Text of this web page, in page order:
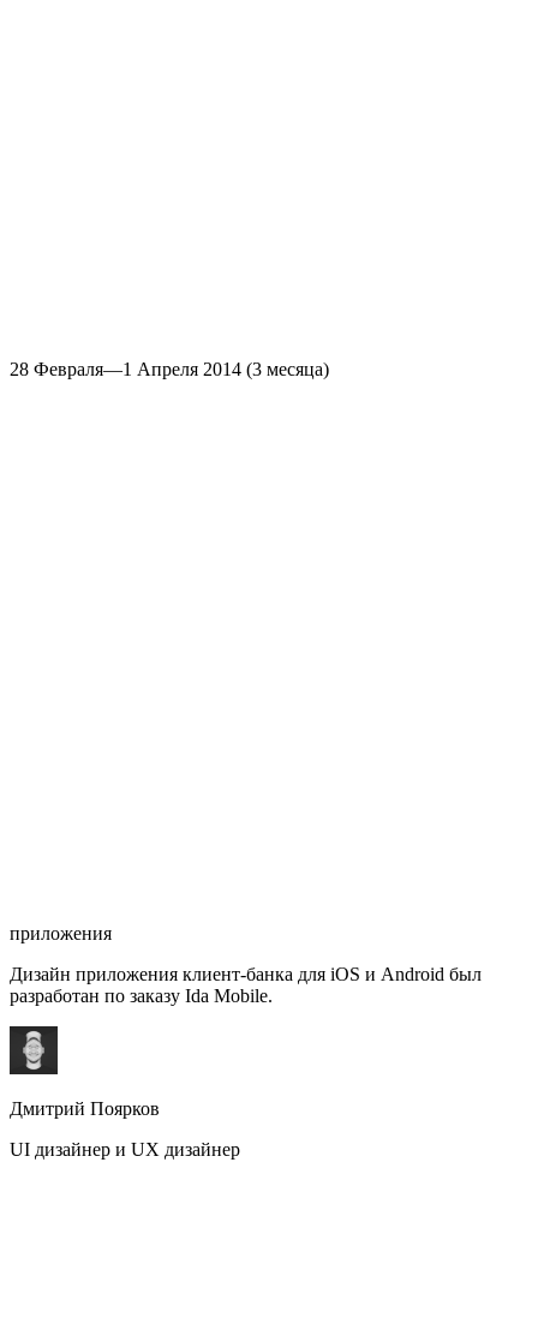
28 Февраля—1 Апреля 2014 (3 месяца)
приложения
Дизайн приложения клиент-банка для iOS и Android был
разработан по заказу Ida Mobile.
Дмитрий Поярков
UI дизайнер и UX дизайнер